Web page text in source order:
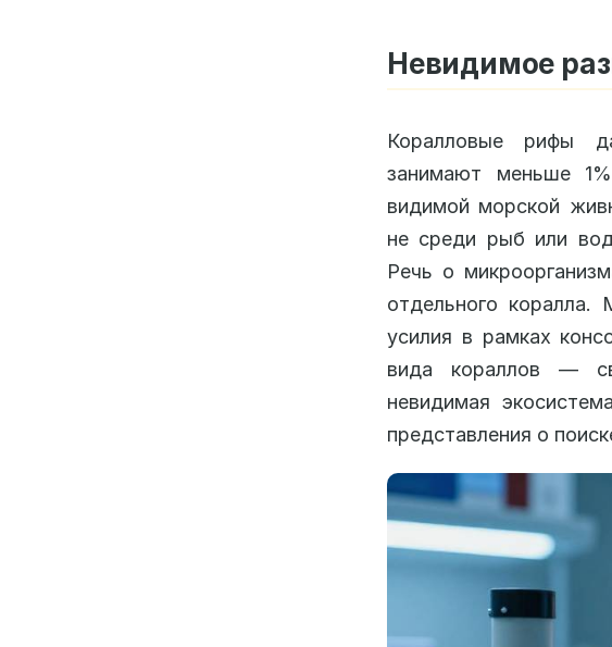
Невидимое
Коралловые рифы
занимают меньше
видимой морской
не среди рыб или
Речь о
отдельного коралла.
усилия в рамках
вида кораллов —
невидимая
представления о